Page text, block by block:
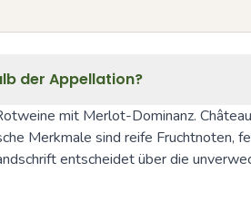
der Appellation?
mit Merlot-Dominanz.
Merkmale sind reife Fruchtnoten,
entscheidet über die